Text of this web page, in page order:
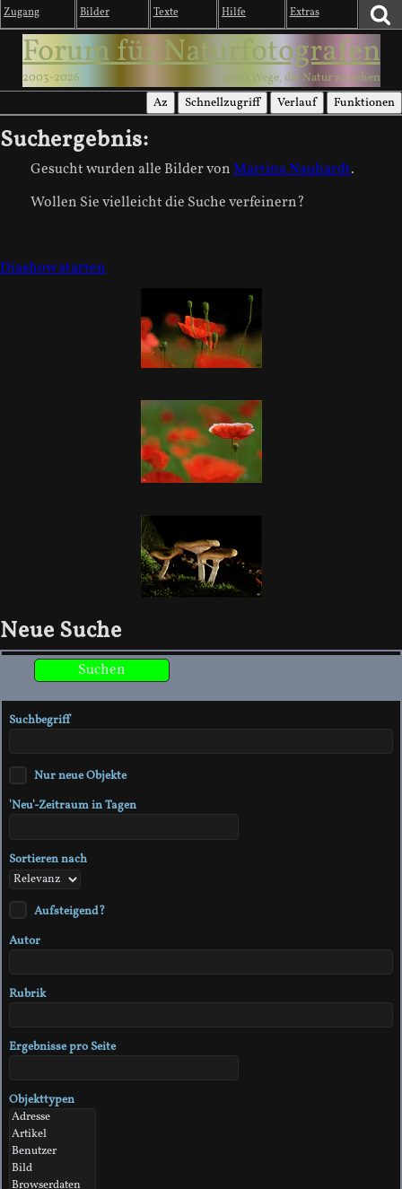
Zugang Bilder Texte Hilfe Extras
Forum für Naturfotografen
2003-2026 1000 Wege, die Natur zu sehen
Az Schnellzugriff Verlauf Funktionen
Suchergebnis:
Gesucht wurden alle BildervonMartina Nauhardt.
Wollen Sie vielleichtdie Suche verfeinern?
Diashow starten
Neue Suche
Suchbegriff
Nur neue Objekte
'Neu'-Zeitraum in Tagen
Sortieren nach
Aufsteigend?
Autor
Rubrik
Ergebnisse pro Seite
Objekttypen